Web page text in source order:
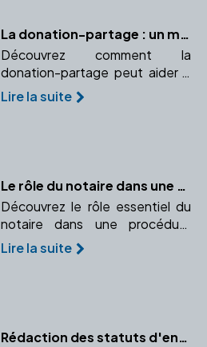
La donation-partage : un moyen efficace d'éviter les conflits familiaux
Découvrez comment la
donation-partage peut aider à
assurer une transmission
équitable du patrimoine et
Lire la suite
Le rôle du notaire dans une procédure d'adoption
Découvrez le rôle essentiel du
notaire dans une procédure
d'adoption, de la rédaction des
documents à leur validation.
Lire la suite
Rédaction des statuts d'entreprise : les règles à respecter